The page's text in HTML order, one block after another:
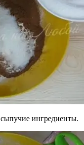
ингредиенты.